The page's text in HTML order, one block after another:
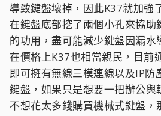
導致鍵盤壞掉，因此K37就加強
在鍵盤底部挖了兩個小孔來協助
的功用，盡可能減少鍵盤因漏水
在價格上K37也相當親民，目前
即可擁有無線三模連線以及IP防
鍵盤，如果只是想要一把辦公與
不想花太多錢購買機械式鍵盤，